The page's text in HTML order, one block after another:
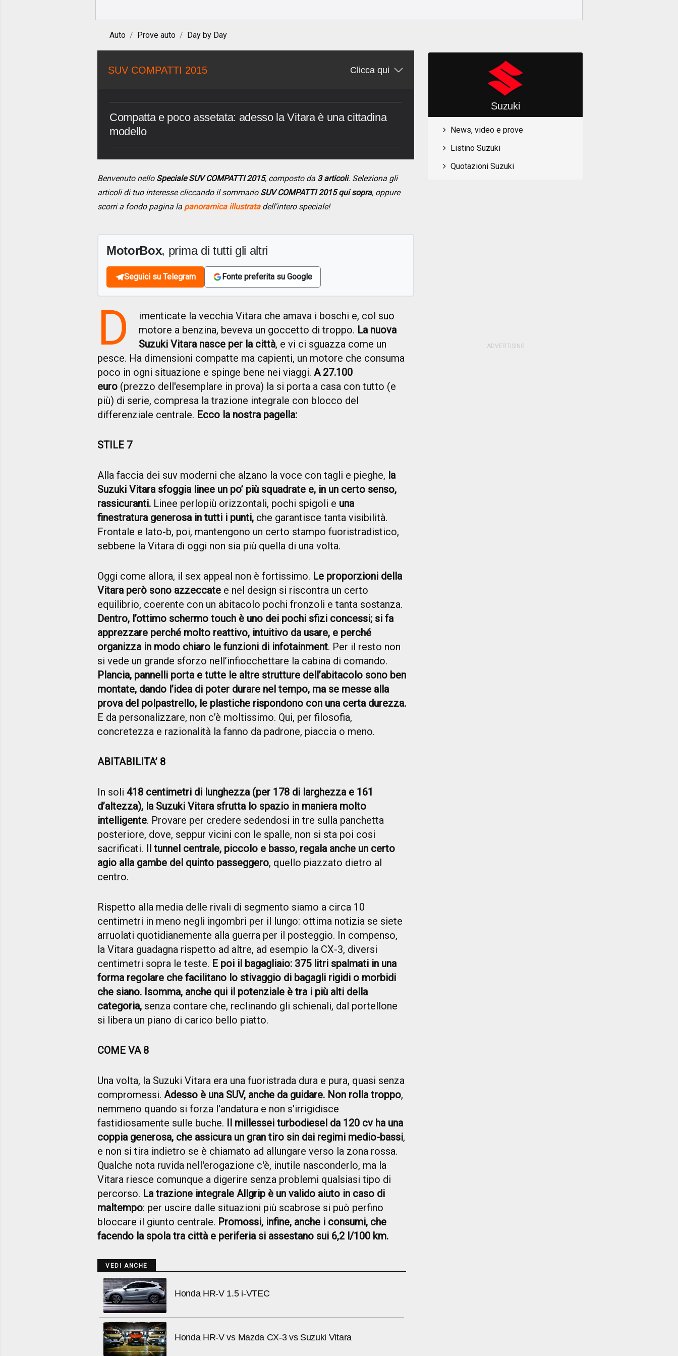
Auto Prove auto Day by Day
SUV COMPATTI 2015 Clicca qui
Compatta e poco assetata: adesso la Vitara è una cittadina
modello
Benvenuto nello Speciale SUV COMPATTI 2015, composto da 3 articoli. Seleziona gli
articoli di tuo interesse cliccando il sommario SUV COMPATTI 2015 qui sopra, oppure
scorri a fondo pagina la panoramica illustratadell'intero speciale!
MotorBox, prima di tutti gli altri
Seguici su Telegram Fonte preferita su Google
D
imenticate la vecchia Vitara che amava i boschi e, col suo
motore a benzina, beveva un goccetto di troppo. La nuova
Suzuki Vitara nasce per la città, e vi ci sguazza come un
pesce. Ha dimensioni compatte ma capienti, un motore che consuma
poco in ogni situazione e spinge bene nei viaggi. A 27.100
euro (prezzo dell'esemplare in prova) la si porta a casa con tutto (e
più) di serie, compresa la trazione integrale con blocco del
differenziale centrale. Ecco la nostra pagella:
STILE 7
Alla faccia dei suv moderni che alzano la voce con tagli e pieghe, la
Suzuki Vitara sfoggia linee un po’ più squadrate e, in un certo senso,
rassicuranti. Linee perlopiù orizzontali, pochi spigoli e una
finestratura generosa in tutti i punti, che garantisce tanta visibilità.
Frontale e lato-b, poi, mantengono un certo stampo fuoristradistico,
sebbene la Vitara di oggi non sia più quella di una volta.
Oggi come allora, il sex appeal non è fortissimo. Le proporzioni della
Vitara però sono azzeccate e nel design si riscontra un certo
equilibrio, coerente con un abitacolo pochi fronzoli e tanta sostanza.
Dentro, l’ottimo schermo touch è uno dei pochi sfizi concessi; si fa
apprezzare perché molto reattivo, intuitivo da usare, e perché
organizza in modo chiaro le funzioni di infotainment. Per il resto non
si vede un grande sforzo nell’infiocchettare la cabina di comando.
Plancia, pannelli porta e tutte le altre strutture dell’abitacolo sono ben
montate, dando l’idea di poter durare nel tempo, ma se messe alla
prova del polpastrello, le plastiche rispondono con una certa durezza.
E da personalizzare, non c’è moltissimo. Qui, per filosofia,
concretezza e razionalità la fanno da padrone, piaccia o meno.
ABITABILITA’ 8
In soli 418 centimetri di lunghezza (per 178 di larghezza e 161
d’altezza), la Suzuki Vitara sfrutta lo spazio in maniera molto
intelligente. Provare per credere sedendosi in tre sulla panchetta
posteriore, dove, seppur vicini con le spalle, non si sta poi cosi
sacrificati. Il tunnel centrale, piccolo e basso, regala anche un certo
agio alla gambe del quinto passeggero, quello piazzato dietro al
centro.
Rispetto alla media delle rivali di segmento siamo a circa 10
centimetri in meno negli ingombri per il lungo: ottima notizia se siete
arruolati quotidianemente alla guerra per il posteggio. In compenso,
la Vitara guadagna rispetto ad altre, ad esempio la CX-3, diversi
centimetri sopra le teste. E poi il bagagliaio: 375 litri spalmati in una
forma regolare che facilitano lo stivaggio di bagagli rigidi o morbidi
che siano. Isomma, anche qui il potenziale è tra i più alti della
categoria, senza contare che, reclinando gli schienali, dal portellone
si libera un piano di carico bello piatto.
COME VA 8
Una volta, la Suzuki Vitara era una fuoristrada dura e pura, quasi senza
compromessi. Adesso è una SUV, anche da guidare. Non rolla troppo,
nemmeno quando si forza l'andatura e non s'irrigidisce
fastidiosamente sulle buche. Il millessei turbodiesel da 120 cv ha una
coppia generosa, che assicura un gran tiro sin dai regimi medio-bassi,
e non si tira indietro se è chiamato ad allungare verso la zona rossa.
Qualche nota ruvida nell'erogazione c'è, inutile nasconderlo, ma la
Vitara riesce comunque a digerire senza problemi qualsiasi tipo di
percorso. La trazione integrale Allgrip è un valido aiuto in caso di
maltempo: per uscire dalle situazioni più scabrose si può perfino
bloccare il giunto centrale. Promossi, infine, anche i consumi, che
facendo la spola tra città e periferia si assestano sui 6,2 l/100 km.
VEDI ANCHE
Honda HR-V 1.5 i-VTEC
Honda HR-V vs Mazda CX-3 vs Suzuki Vitara
Suzuki
News, video e prove
Listino Suzuki
Quotazioni Suzuki